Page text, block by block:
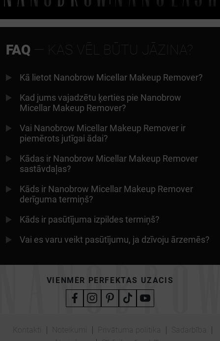
FAQ — KAS VĒL BŪTU JĀZINA?
Kā lietot Nanobrow Micellar Makeup Remover?
Kad jums vajadzētu ķerties pie Nanobrow
Micellar Makeup Remover?
Vai Nanobrow Micellar Makeup Remover ir
piemērots jutīgai ādai?
Kādas ir Nanobrow Micellar Makeup Remover
sastāvdaļas?
Kāds ir Nanobrow Micellar Makeup Remover
derīguma termiņš?
Kāds ir pasūtījuma izpildes termiņš?
Vai es varu veikt pasūtījumu, ja dzīvoju ārzemēs?
VIENMĒR PERFEKTAS UZACIS